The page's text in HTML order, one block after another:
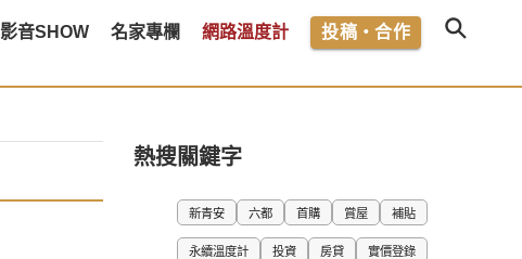
影音SHOW 名家專欄 網路溫度計 投稿・合作
熱搜關鍵字
新青安 六都 首購 賞屋 補貼
永續溫度計 投資 房貸 實價登錄